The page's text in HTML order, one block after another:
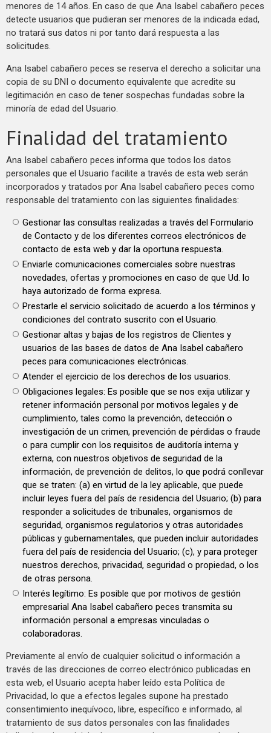
menores de 14 años. En caso de que Ana Isabel cabañero peces
detecte usuarios que pudieran ser menores de la indicada edad,
no tratará sus datos ni por tanto dará respuesta a las
solicitudes.
Ana Isabel cabañero peces se reserva el derecho a solicitar una
copia de su DNI o documento equivalente que acredite su
legitimación en caso de tener sospechas fundadas sobre la
minoría de edad del Usuario.
Finalidad del tratamiento
Ana Isabel cabañero peces informa que todos los datos
personales que el Usuario facilite a través de esta web serán
incorporados y tratados por Ana Isabel cabañero peces como
responsable del tratamiento con las siguientes finalidades:
Gestionar las consultas realizadas a través del Formulario
de Contacto y de los diferentes correos electrónicos de
contacto de esta web y dar la oportuna respuesta.
Enviarle comunicaciones comerciales sobre nuestras
novedades, ofertas y promociones en caso de que Ud. lo
haya autorizado de forma expresa.
Prestarle el servicio solicitado de acuerdo a los términos y
condiciones del contrato suscrito con el Usuario.
Gestionar altas y bajas de los registros de Clientes y
usuarios de las bases de datos de Ana Isabel cabañero
peces para comunicaciones electrónicas.
Atender el ejercicio de los derechos de los usuarios.
Obligaciones legales: Es posible que se nos exija utilizar y
retener información personal por motivos legales y de
cumplimiento, tales como la prevención, detección o
investigación de un crimen, prevención de pérdidas o fraude
o para cumplir con los requisitos de auditoría interna y
externa, con nuestros objetivos de seguridad de la
información, de prevención de delitos, lo que podrá conllevar
que se traten: (a) en virtud de la ley aplicable, que puede
incluir leyes fuera del país de residencia del Usuario; (b) para
responder a solicitudes de tribunales, organismos de
seguridad, organismos regulatorios y otras autoridades
públicas y gubernamentales, que pueden incluir autoridades
fuera del país de residencia del Usuario; (c), y para proteger
nuestros derechos, privacidad, seguridad o propiedad, o los
de otras persona.
Interés legítimo: Es posible que por motivos de gestión
empresarial Ana Isabel cabañero peces transmita su
información personal a empresas vinculadas o
colaboradoras.
Previamente al envío de cualquier solicitud o información a
través de las direcciones de correo electrónico publicadas en
esta web, el Usuario acepta haber leído esta Política de
Privacidad, lo que a efectos legales supone ha prestado
consentimiento inequívoco, libre, específico e informado, al
tratamiento de sus datos personales con las finalidades